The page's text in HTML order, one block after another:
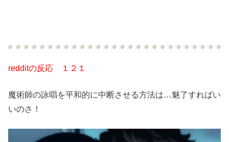
redditの反応 １２１
魔術師の詠唱を平和的に中断させる方法は…魅了すればい
いのさ！